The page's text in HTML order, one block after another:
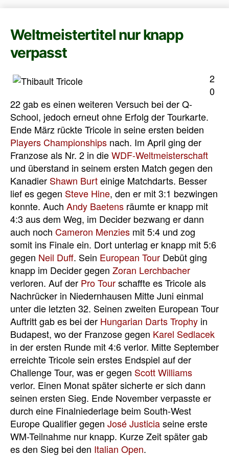
Weltmeistertitel nur knapp
verpasst
2
0
22 gab es einen weiteren Versuch bei der Q-
School, jedoch erneut ohne Erfolg der Tourkarte.
Ende März rückte Tricole in seine ersten beiden
Players Championships nach. Im April ging der
Franzose als Nr. 2 in dieWDF-Weltmeisterschaft
und überstand in seinem ersten Match gegen den
Kanadier Shawn Burteinige Matchdarts. Besser
lief es gegen Steve Hine, den er mit 3:1 bezwingen
konnte. Auch Andy Baetens räumte er knapp mit
4:3 aus dem Weg, im Decider bezwang er dann
auch noch Cameron Menzies mit 5:4 und zog
somit ins Finale ein. Dort unterlag er knapp mit 5:6
gegen Neil Duff. Sein European Tour Debüt ging
knapp im Decider gegen Zoran Lerchbacher
verloren. Auf der Pro Tourschaffte es Tricole als
Nachrücker in Niedernhausen Mitte Juni einmal
unter die letzten 32. Seinen zweiten European Tour
Auftritt gab es bei der Hungarian Darts Trophy in
Budapest, wo der Franzose gegen Karel Sedlacek
in der ersten Runde mit 4:6 verlor. Mitte September
erreichte Tricole sein erstes Endspiel auf der
Challenge Tour, was er gegen Scott Williams
verlor. Einen Monat später sicherte er sich dann
seinen ersten Sieg. Ende November verpasste er
durch eine Finalniederlage beim South-West
Europe Qualifier gegen José Justiciaseine erste
WM-Teilnahme nur knapp. Kurze Zeit später gab
es den Sieg bei den Italian Open.